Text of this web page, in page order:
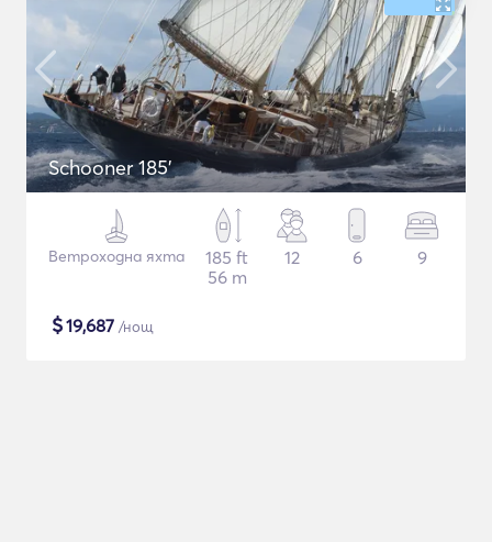
Schooner 185'
Ветроходна яхта
185 ft
56 m
12 6 9
$19,687 /нощ